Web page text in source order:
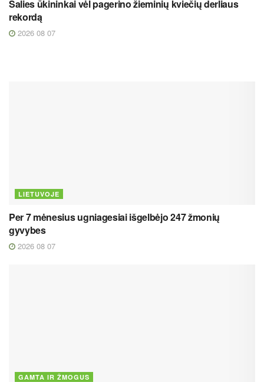
Šalies ūkininkai vėl pagerino žieminių kviečių derliaus
rekordą
2026 08 07
LIETUVOJE
Per 7 mėnesius ugniagesiai išgelbėjo 247 žmonių
gyvybes
2026 08 07
GAMTA IR ŽMOGUS